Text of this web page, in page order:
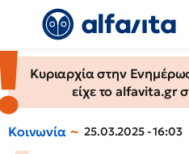
Κυριαρχία στην
είχε το alfavita.gr
Κοινωνία 25.03.2025 - 16:03